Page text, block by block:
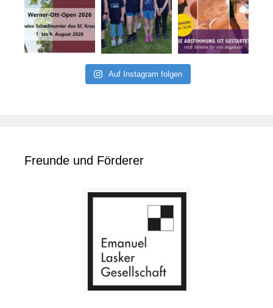
Auf Instagram folgen
Freunde und Förderer